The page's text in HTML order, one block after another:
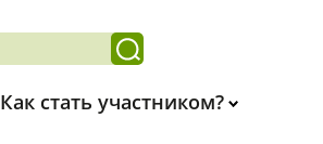
Как стать участником?